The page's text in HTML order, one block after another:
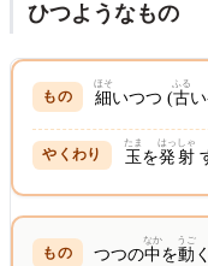
ひつようなもの
細
ほそ
いつつ (古
ふる
玉
たま
を発
はっ
射
しゃ
つつの中
なか
を動
うご